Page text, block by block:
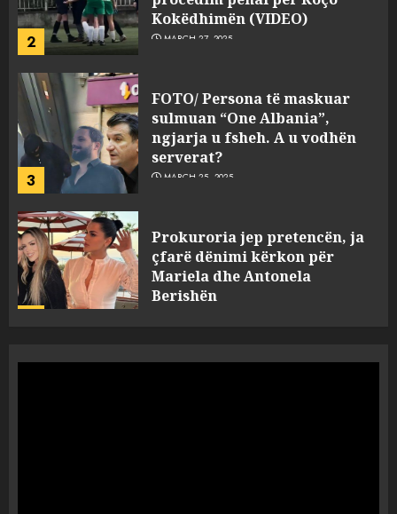
2 MARCH 27, 2025
sulmuan “One Albania”,
ngjarja u fsheh. A u vodhën
serverat?
MARCH 25, 2025
4
çfarë dënimi kërkon për
Mariela dhe Antonela
Berishën
MARCH 25, 2025